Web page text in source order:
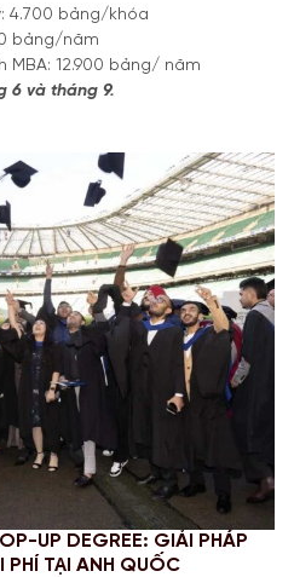
4.700 bảng/khóa
bảng/năm
MBA: 12.900 bảng/ năm
6 và tháng 9.
UP DEGREE: GIẢI PHÁP
PHÍ TẠI ANH QUỐC